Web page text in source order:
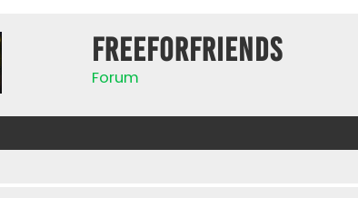
FreeForFriends
Forum